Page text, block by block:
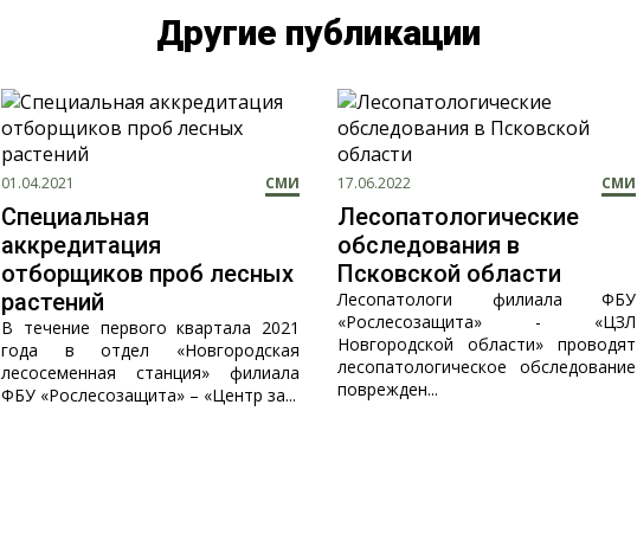
Другие публикации
01.04.2021 СМИ
Специальная
аккредитация
отборщиков проб лесных
растений
В течение первого квартала 2021
года в отдел «Новгородская
лесосеменная станция» филиала
ФБУ «Рослесозащита» – «Центр за...
17.06.2022 СМИ
Лесопатологические
обследования в
Псковской области
Лесопатологи филиала ФБУ
«Рослесозащита» - «ЦЗЛ
Новгородской области» проводят
лесопатологическое обследование
поврежден...